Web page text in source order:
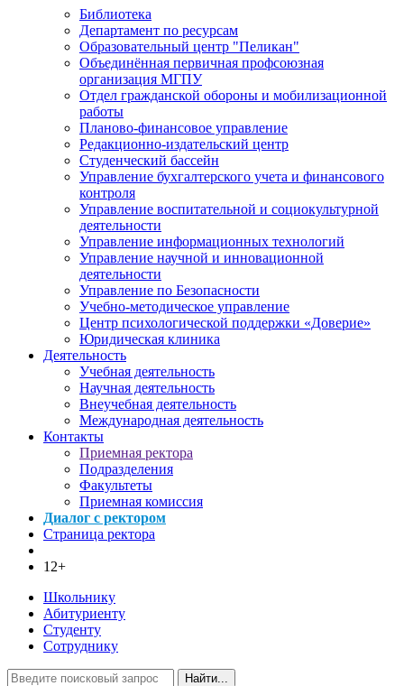
Библиотека
Департамент по ресурсам
Образовательный центр "Пеликан"
Объединённая первичная профсоюзная
организация МГПУ
Отдел гражданской обороны и мобилизационной
работы
Планово-финансовое управление
Редакционно-издательский центр
Студенческий бассейн
Управление бухгалтерского учета и финансового
контроля
Управление воспитательной и социокультурной
деятельности
Управление информационных технологий
Управление научной и инновационной
деятельности
Управление по Безопасности
Учебно-методическое управление
Центр психологической поддержки «Доверие»
Юридическая клиника
Деятельность
Учебная деятельность
Научная деятельность
Внеучебная деятельность
Международная деятельность
Контакты
Приемная ректора
Подразделения
Факультеты
Приемная комиссия
Диалог с ректором
Страница ректора
12+
Школьнику
Абитуриенту
Студенту
Сотруднику
Найти...